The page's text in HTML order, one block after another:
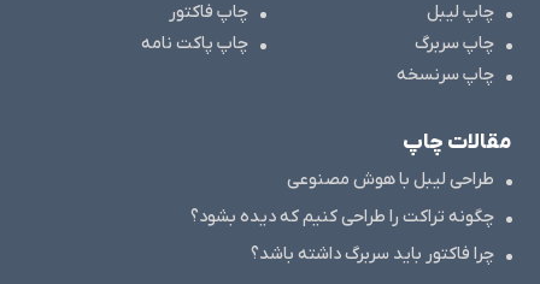
چاپ لیبل
چاپ فاکتور
چاپ سربرگ
چاپ پاکت نامه
چاپ سرنسخه
مقالات چاپ
طراحی لیبل با هوش مصنوعی
چگونه تراکت را طراحی کنیم که دیده بشود؟
چرا فاکتور باید سربرگ داشته باشد؟